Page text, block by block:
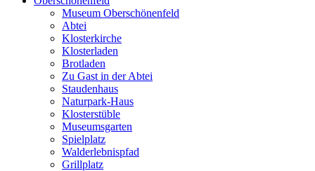
Museum Oberschönenfeld
Abtei
Klosterkirche
Klosterladen
Brotladen
Zu Gast in der Abtei
Staudenhaus
Naturpark-Haus
Klosterstüble
Museumsgarten
Spielplatz
Walderlebnispfad
Grillplatz